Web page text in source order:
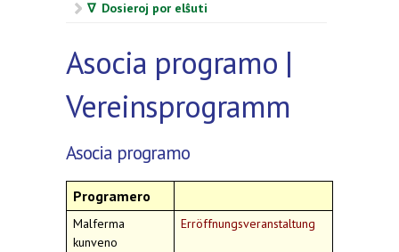
∇ Dosieroj por elŝuti
Asocia programo |
Vereinsprogramm
Asocia programo
Programero
Malferma
kunveno
Erröffnungsveranstaltung